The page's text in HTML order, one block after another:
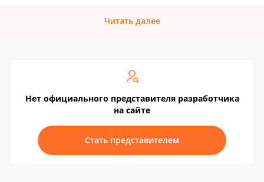
Читать далее
Нет официального представителя разработчика
на сайте
Стать представителем